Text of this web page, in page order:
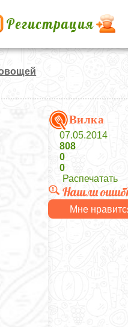
Регистрация
Вилка
07.05.2014
808
0
0
Распечатать
Нашли
Мне